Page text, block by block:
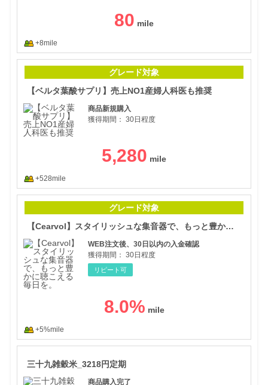
80
+8mile
グレード対象
【ベルタ葉酸サプリ】売上NO1産婦人科医も推奨
商品新規購入
獲得期間： 30日程度
5,280
+528mile
グレード対象
【Cearvol】スタイリッシュな集音器で、もっと豊かに聴こえる毎日を。
WEB注文後、30日以内の入金確認
獲得期間： 30日程度
リピート可
8.0%
+5%mile
三十九雑穀米_3218円定期
商品購入完了